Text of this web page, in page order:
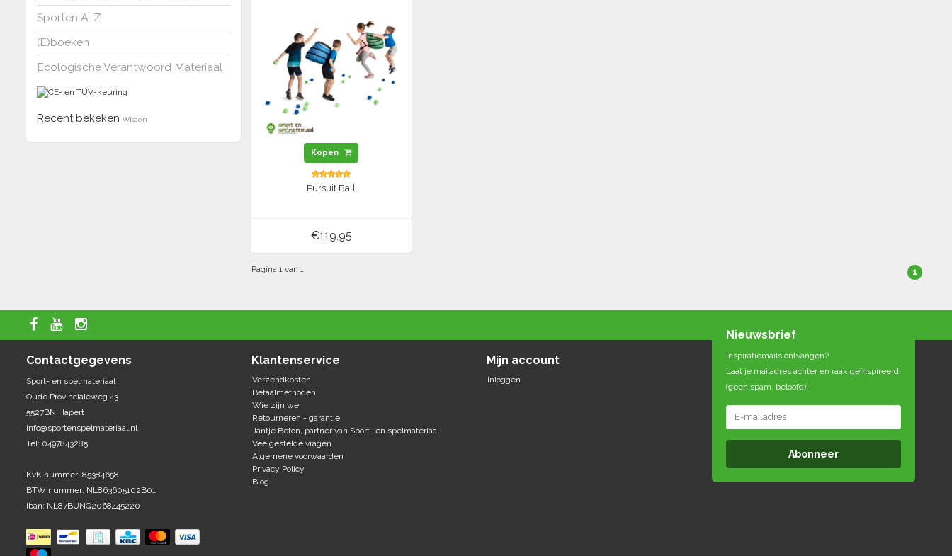
Sporten A-Z
(E)boeken
Ecologische Verantwoord Materiaal
Recent bekeken Wissen
Kopen
Pursuit Ball
€119,95
Pagina 1 van 1 1
Contactgegevens
Sport- en spelmateriaal
Oude Provincialeweg 43
5527BN Hapert
info@sportenspelmateriaal.nl
Tel: 0497843285
KvK nummer: 85384658
BTW nummer: NL863605102B01
Iban: NL87BUNQ2068445220
Klantenservice
Verzendkosten
Betaalmethoden
Wie zijn we
Retourneren - garantie
Jantje Beton, partner van Sport- en spelmateriaal
Veelgestelde vragen
Algemene voorwaarden
Privacy Policy
Blog
Mijn account
Inloggen
Nieuwsbrief
Inspiratiemails ontvangen?
Laat je mailadres achter en raak geïnspireerd!
(geen spam, beloofd):
Abonneer